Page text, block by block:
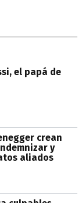
el papá de
crean
y
aliados